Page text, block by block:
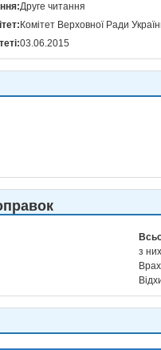
Друге читання
Комітет Верховної Ради
03.06.2015
з